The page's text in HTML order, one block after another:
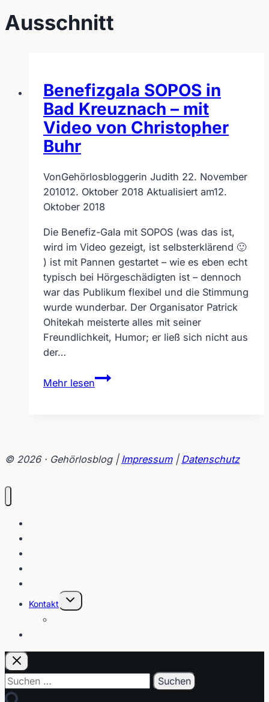
Ausschnitt
Benefizgala SOPOS in
Bad Kreuznach – mit
Video von Christopher
Buhr
VonGehörlosbloggerin Judith 22. November
201012. Oktober 2018 Aktualisiert am12.
Oktober 2018
Die Benefiz-Gala mit SOPOS (was das ist,
wird im Video gezeigt, ist selbsterklärend 🙂
) ist mit Pannen gestartet – wie es eben echt
typisch bei Hörgeschädigten ist – dennoch
war das Publikum flexibel und die Stimmung
wurde wunderbar. Der Organisator Patrick
Ohitekah meisterte alles mit seiner
Freundlichkeit, Humor; er ließ sich nicht aus
der…
Mehr lesen
Benefizgala
SOPOS
mit
© 2026 · Gehörlosblog | Impressum| Datenschutz
Kontakt
Untermenü
umschalten
Suchen
nach: